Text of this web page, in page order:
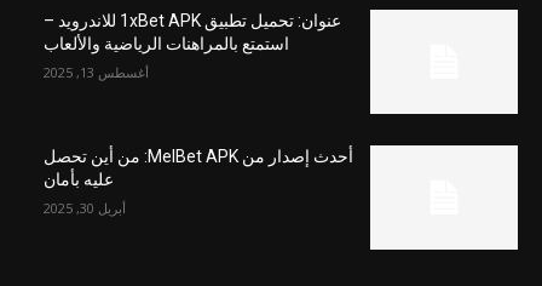
عنوان: تحميل تطبيق 1xBet APK للاندرويد –
استمتع بالمراهنات الرياضية والألعاب
أغسطس 13, 2025
أحدث إصدار من MelBet APK: من أين تحصل
عليه بأمان
أبريل 30, 2025